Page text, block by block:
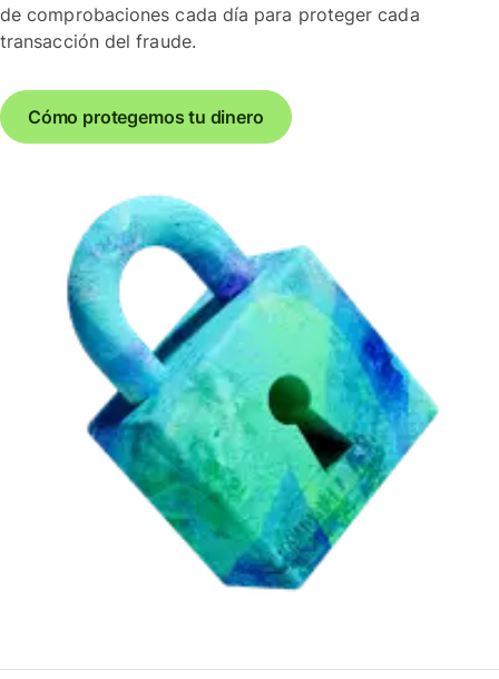
de comprobaciones cada día para proteger cada
transacción del fraude.
Cómo protegemos tu dinero